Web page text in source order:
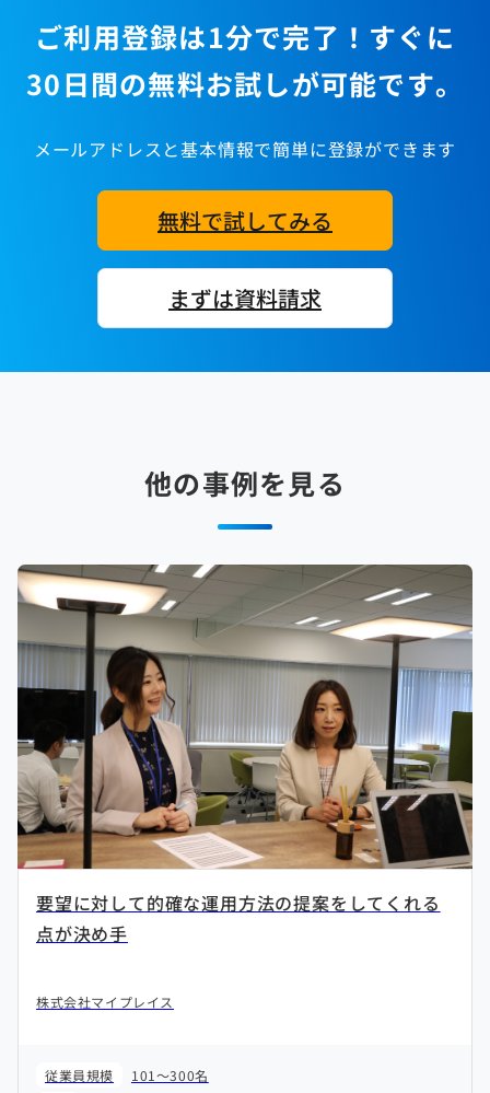
ご利用登録は1分で完了！すぐに
30日間の無料お試しが可能です。
メールアドレスと基本情報で簡単に登録ができます
無料で試してみる
まずは資料請求
他の事例を見る
要望に対して的確な運用方法の提案をしてくれる
点が決め手
株式会社マイプレイス
従業員規模
101～300名